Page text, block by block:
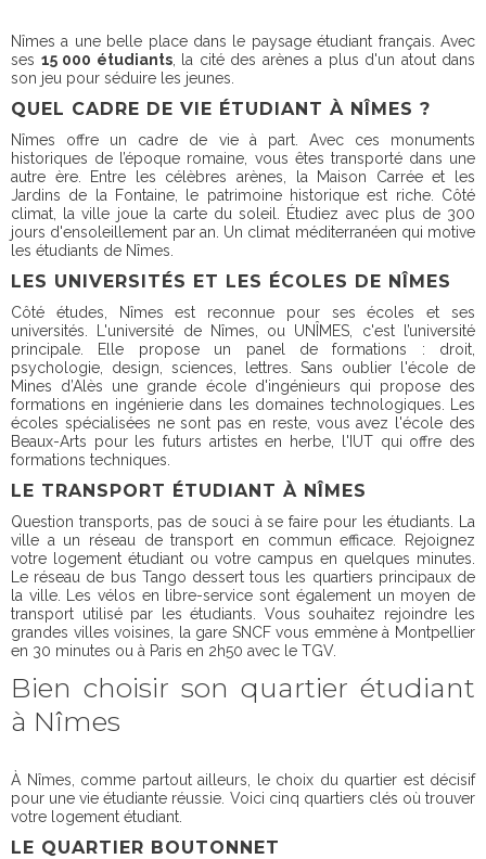
Nîmes a une belle place dans le paysage étudiant français. Avec
ses 15 000 étudiants, la cité des arènes a plus d'un atout dans
son jeu pour séduire les jeunes.
QUEL CADRE DE VIE ÉTUDIANT À NÎMES ?
Nîmes offre un cadre de vie à part. Avec ces monuments
historiques de l’époque romaine, vous êtes transporté dans une
autre ère. Entre les célèbres arènes, la Maison Carrée et les
Jardins de la Fontaine, le patrimoine historique est riche. Côté
climat, la ville joue la carte du soleil. Étudiez avec plus de 300
jours d'ensoleillement par an. Un climat méditerranéen qui motive
les étudiants de Nîmes.
LES UNIVERSITÉS ET LES ÉCOLES DE NÎMES
Côté études, Nîmes est reconnue pour ses écoles et ses
universités. L'université de Nîmes, ou UNÎMES, c'est l’université
principale. Elle propose un panel de formations : droit,
psychologie, design, sciences, lettres. Sans oublier l'école de
Mines d’Alès une grande école d'ingénieurs qui propose des
formations en ingénierie dans les domaines technologiques. Les
écoles spécialisées ne sont pas en reste, vous avez l'école des
Beaux-Arts pour les futurs artistes en herbe, l'IUT qui offre des
formations techniques.
LE TRANSPORT ÉTUDIANT À NÎMES
Question transports, pas de souci à se faire pour les étudiants. La
ville a un réseau de transport en commun efficace. Rejoignez
votre logement étudiant ou votre campus en quelques minutes.
Le réseau de bus Tango dessert tous les quartiers principaux de
la ville. Les vélos en libre-service sont également un moyen de
transport utilisé par les étudiants. Vous souhaitez rejoindre les
grandes villes voisines, la gare SNCF vous emmène à Montpellier
en 30 minutes ou à Paris en 2h50 avec le TGV.
Bien choisir son quartier étudiant
à Nîmes
À Nîmes, comme partout ailleurs, le choix du quartier est décisif
pour une vie étudiante réussie. Voici cinq quartiers clés où trouver
votre logement étudiant.
LE QUARTIER BOUTONNET